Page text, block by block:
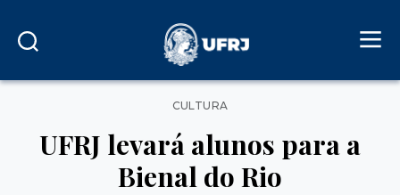
Categorias
CULTURA
UFRJ levará alunos para a
Bienal do Rio